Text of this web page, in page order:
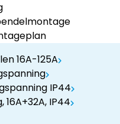
16A-125A
IP44
IP44